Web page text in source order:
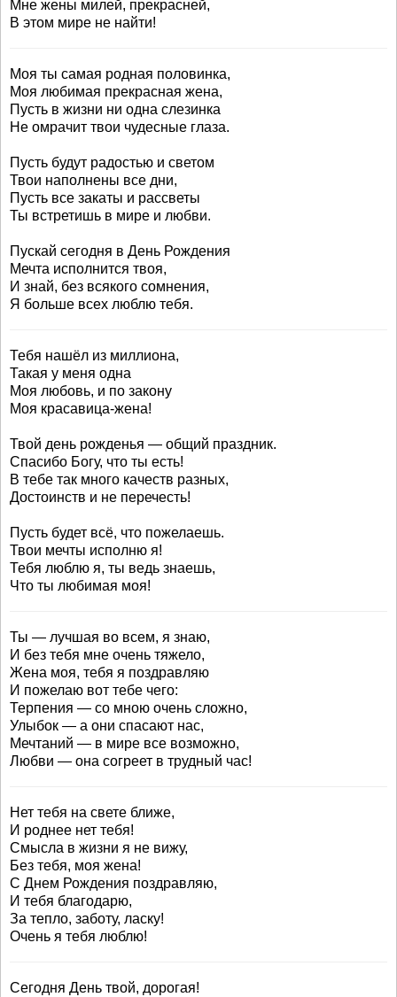
Мне жены милей, прекрасней,
В этом мире не найти!
Моя ты самая родная половинка,
Моя любимая прекрасная жена,
Пусть в жизни ни одна слезинка
Не омрачит твои чудесные глаза.
Пусть будут радостью и светом
Твои наполнены все дни,
Пусть все закаты и рассветы
Ты встретишь в мире и любви.
Пускай сегодня в День Рождения
Мечта исполнится твоя,
И знай, без всякого сомнения,
Я больше всех люблю тебя.
Тебя нашёл из миллиона,
Такая у меня одна
Моя любовь, и по закону
Моя красавица-жена!
Твой день рожденья — общий праздник.
Спасибо Богу, что ты есть!
В тебе так много качеств разных,
Достоинств и не перечесть!
Пусть будет всё, что пожелаешь.
Твои мечты исполню я!
Тебя люблю я, ты ведь знаешь,
Что ты любимая моя!
Ты — лучшая во всем, я знаю,
И без тебя мне очень тяжело,
Жена моя, тебя я поздравляю
И пожелаю вот тебе чего:
Терпения — со мною очень сложно,
Улыбок — а они спасают нас,
Мечтаний — в мире все возможно,
Любви — она согреет в трудный час!
Нет тебя на свете ближе,
И роднее нет тебя!
Смысла в жизни я не вижу,
Без тебя, моя жена!
С Днем Рождения поздравляю,
И тебя благодарю,
За тепло, заботу, ласку!
Очень я тебя люблю!
Сегодня День твой, дорогая!